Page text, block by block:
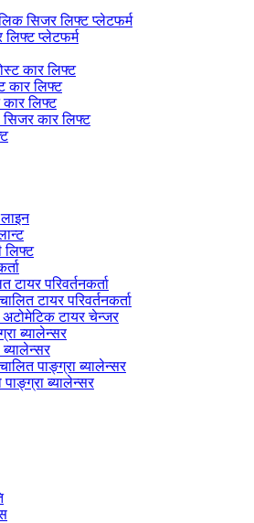
सिजर लिफ्ट प्लेटफर्म
लिफ्ट प्लेटफर्म
कार लिफ्ट
कार लिफ्ट
कार लिफ्ट
सिजर कार लिफ्ट
लिफ्ट
टायर परिवर्तनकर्ता
टायर परिवर्तनकर्ता
टायर चेन्जर
ब्यालेन्सर
ब्यालेन्सर
पाङ्ग्रा ब्यालेन्सर
ब्यालेन्सर